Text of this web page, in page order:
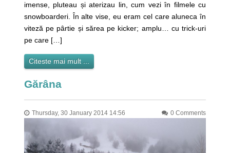
imense, pluteau și aterizau lin, cum vezi în filmele cu
snowboarderi. În alte vise, eu eram cel care aluneca în
viteză pe pârtie și sărea pe kicker; amplu… cu trick-uri
pe care […]
Citeste mai mult ...
Gărâna
Thursday, 30 January 2014 14:56 0 Comments